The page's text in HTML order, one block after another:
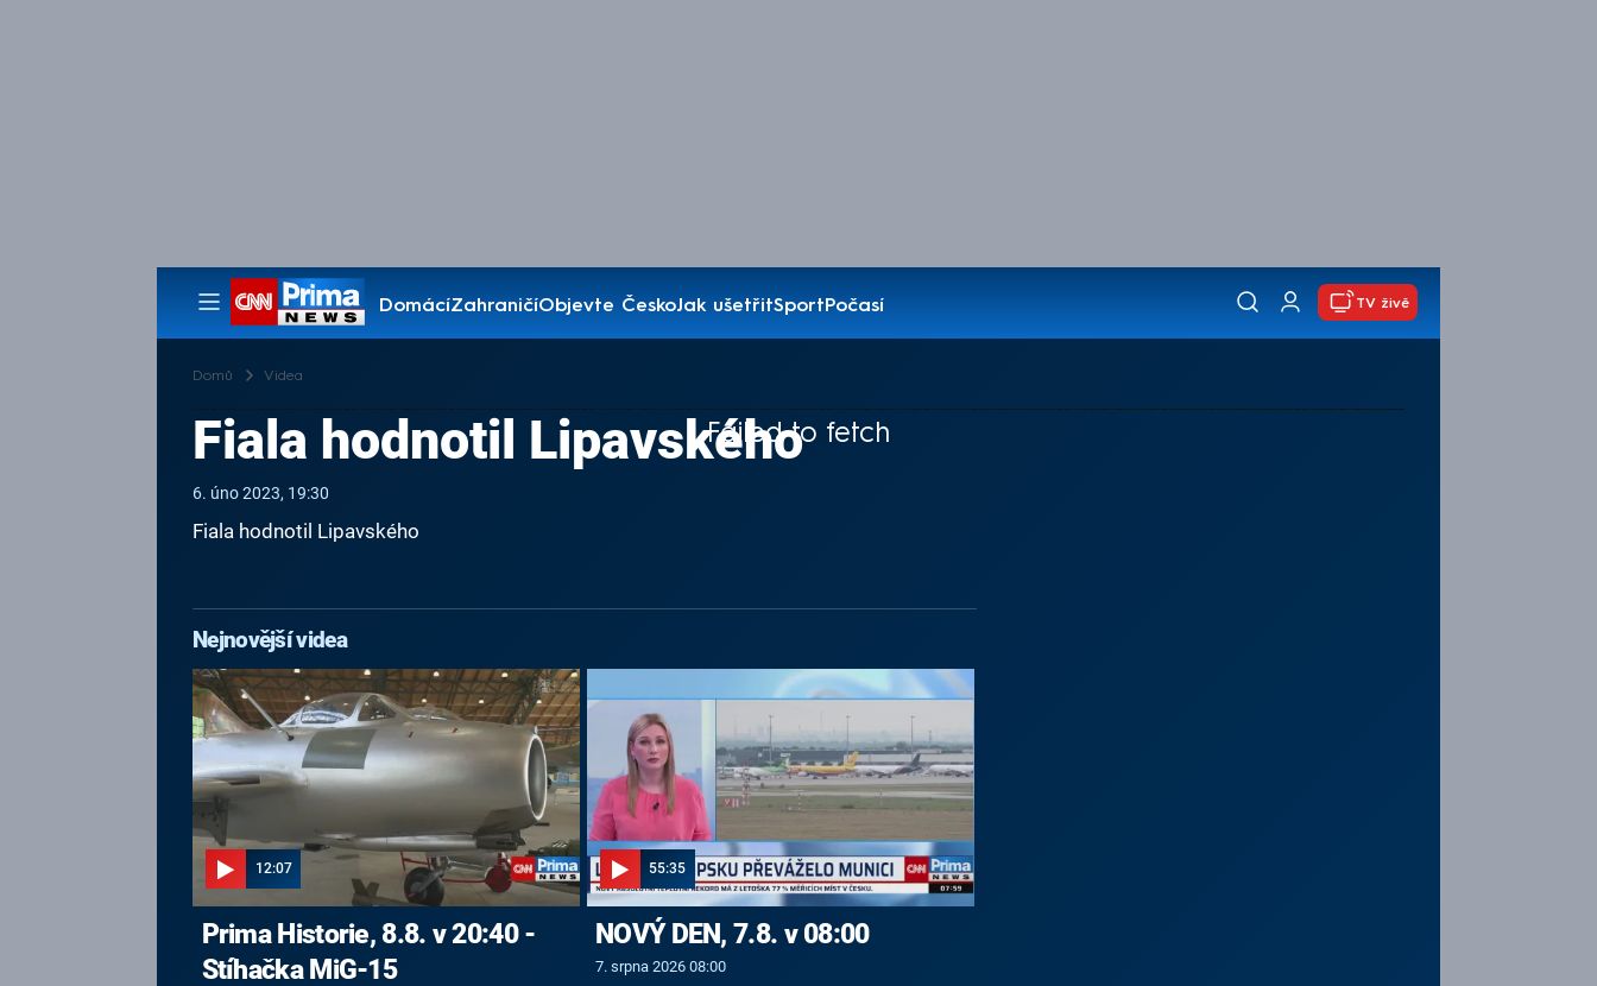
DomácíZahraničíObjevte ČeskoJak ušetřitSportPočasí
Pořady
TV živě
Domů Videa
Failed to fetch
Fiala hodnotil Lipavského
6. úno 2023, 19:30
Fiala hodnotil Lipavského
Nejnovější videa
12:07
Prima Historie, 8.8. v 20:40 -
Stíhačka MiG-15
55:35
NOVÝ DEN, 7.8. v 08:00
7. srpna 2026 08:00